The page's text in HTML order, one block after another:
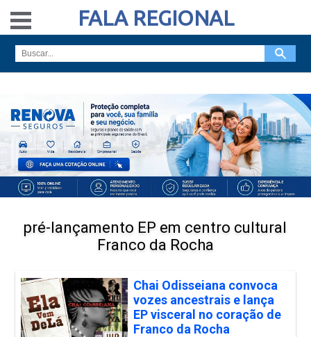
FALA REGIONAL
pré-lançamento EP em centro cultural
Franco da Rocha
Chai Odisseiana convoca
vozes ancestrais e lança
EP visceral no coração de
Franco da Rocha